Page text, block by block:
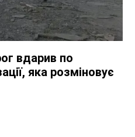
вдарив по
яка розміновує